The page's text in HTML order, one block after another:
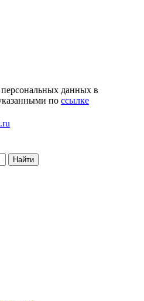
персональных данных в
по ссылке